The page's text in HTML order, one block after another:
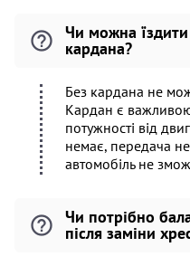
Чи можна
кардана?
Без кардана не
Кардан є
потужності від
немає, передача
автомобіль не
Чи потрібно
після заміни